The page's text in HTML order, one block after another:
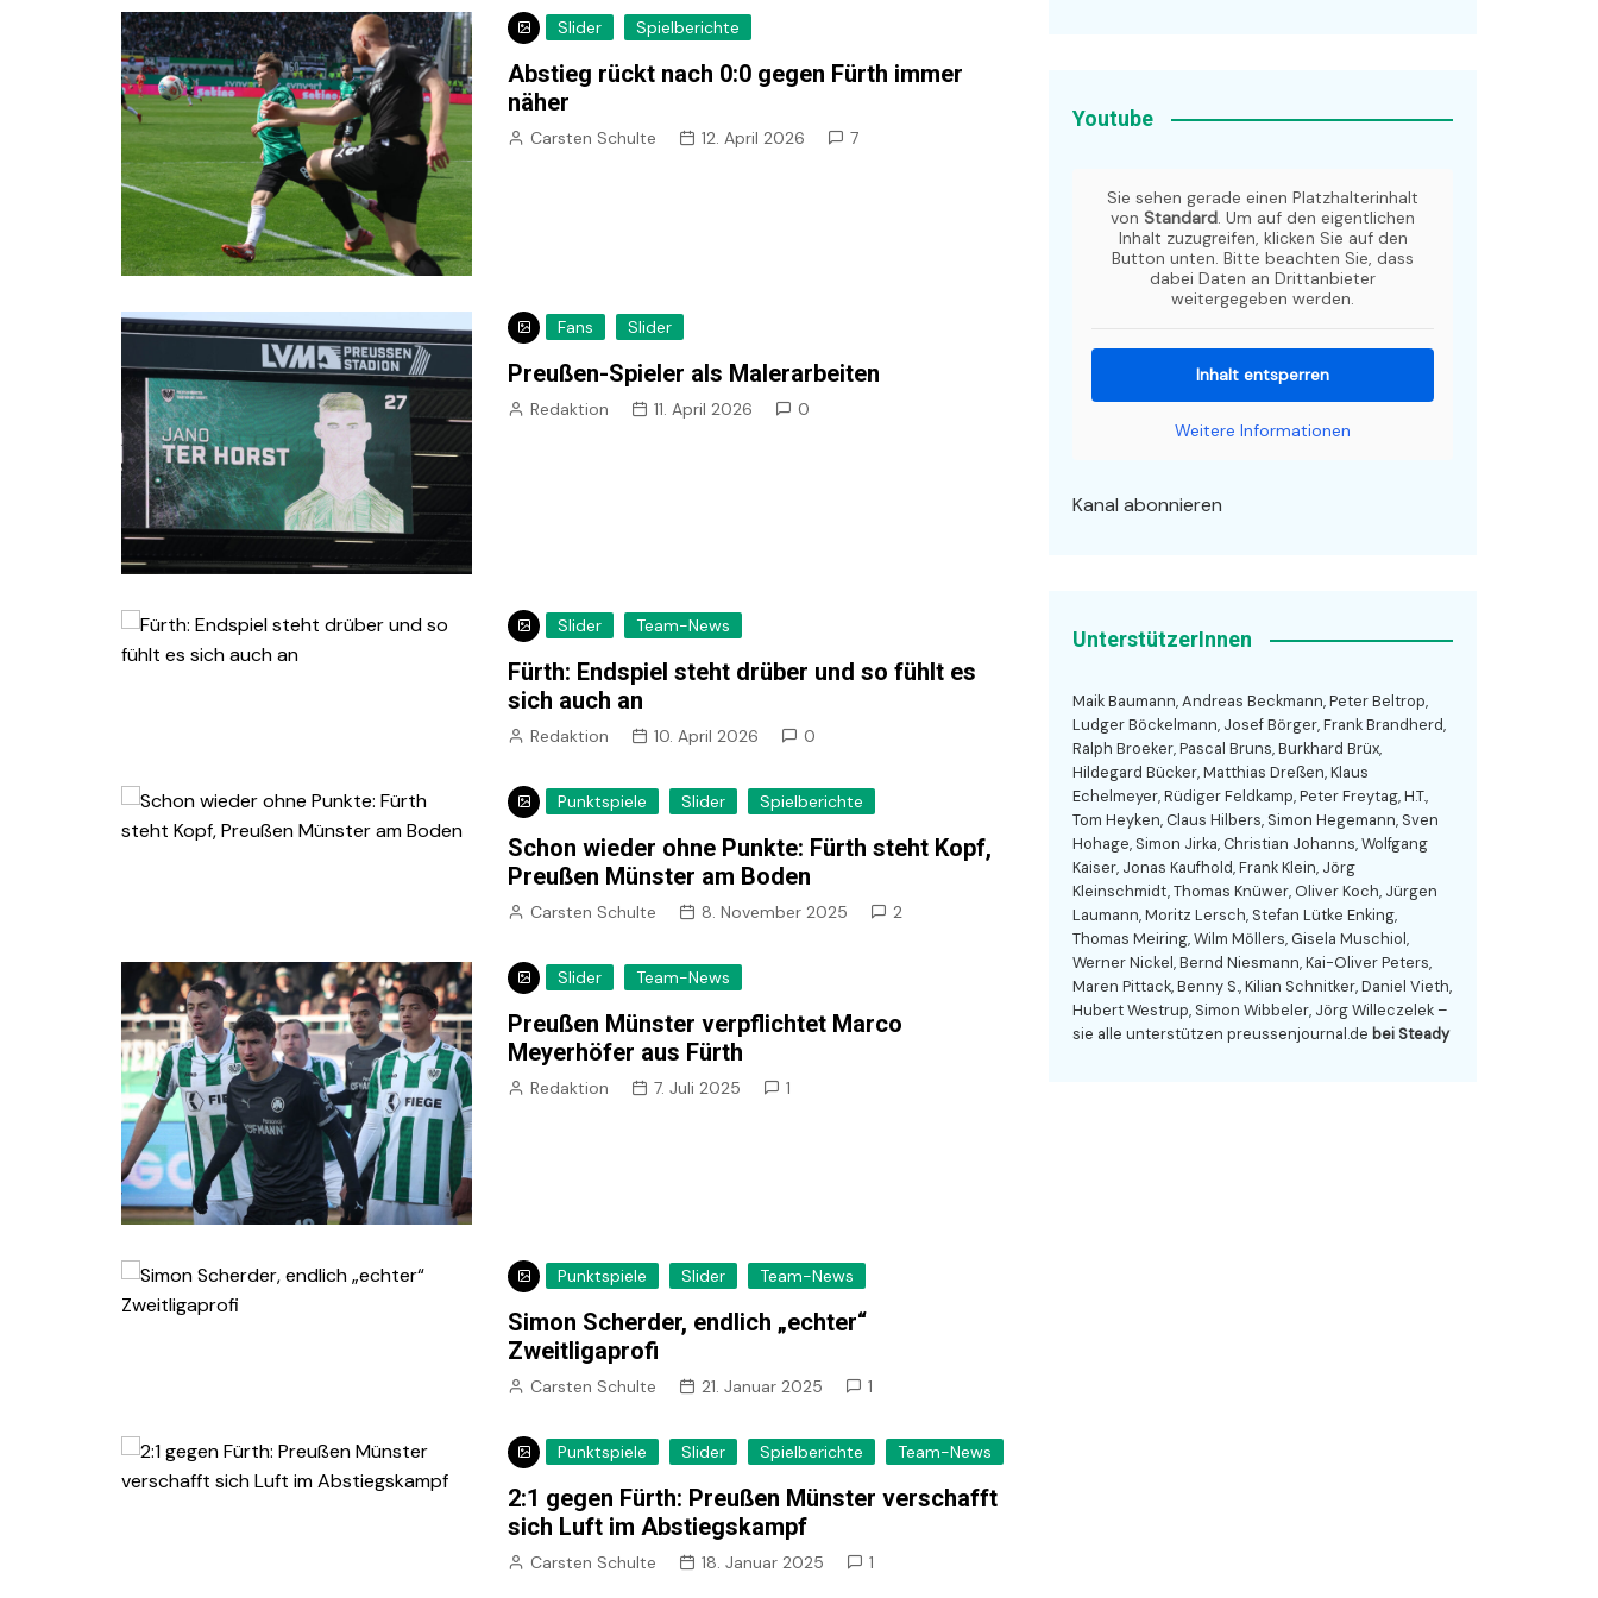
Slider Spielberichte
Abstieg rückt nach 0:0 gegen Fürth immer
näher
Carsten Schulte 12. April 2026 7
Fans Slider
Preußen-Spieler als Malerarbeiten
Redaktion 11. April 2026 0
Slider Team-News
Fürth: Endspiel steht drüber und so fühlt es
sich auch an
Redaktion 10. April 2026 0
Punktspiele Slider Spielberichte
Schon wieder ohne Punkte: Fürth steht Kopf,
Preußen Münster am Boden
Carsten Schulte 8. November 2025 2
Slider Team-News
Preußen Münster verpflichtet Marco
Meyerhöfer aus Fürth
Redaktion 7. Juli 2025 1
Punktspiele Slider Team-News
Simon Scherder, endlich „echter“
Zweitligaprofi
Carsten Schulte 21. Januar 2025 1
Punktspiele Slider Spielberichte Team-News
2:1 gegen Fürth: Preußen Münster verschafft
sich Luft im Abstiegskampf
Carsten Schulte 18. Januar 2025 1
Youtube
Sie sehen gerade einen Platzhalterinhalt
von Standard. Um auf den eigentlichen
Inhalt zuzugreifen, klicken Sie auf den
Button unten. Bitte beachten Sie, dass
dabei Daten an Drittanbieter
weitergegeben werden.
Inhalt entsperren
Weitere Informationen
Kanal abonnieren
UnterstützerInnen
Maik Baumann, Andreas Beckmann, Peter Beltrop,
Ludger Böckelmann, Josef Börger, Frank Brandherd,
Ralph Broeker, Pascal Bruns, Burkhard Brüx,
Hildegard Bücker, Matthias Dreßen, Klaus
Echelmeyer, Rüdiger Feldkamp, Peter Freytag, H.T.,
Tom Heyken, Claus Hilbers, Simon Hegemann, Sven
Hohage, Simon Jirka, Christian Johanns, Wolfgang
Kaiser, Jonas Kaufhold, Frank Klein, Jörg
Kleinschmidt, Thomas Knüwer, Oliver Koch, Jürgen
Laumann, Moritz Lersch, Stefan Lütke Enking,
Thomas Meiring, Wilm Möllers, Gisela Muschiol,
Werner Nickel, Bernd Niesmann, Kai-Oliver Peters,
Maren Pittack, Benny S., Kilian Schnitker, Daniel Vieth,
Hubert Westrup, Simon Wibbeler, Jörg Willeczelek –
sie alle unterstützen preussenjournal.de bei Steady